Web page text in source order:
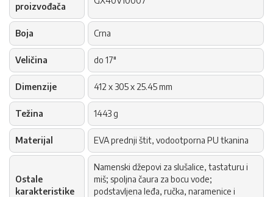
proizvođača
Boja Crna
Veličina do 17"
Dimenzije 412 x 305 x 25.45 mm
Težina 1443 g
Materijal EVA prednji štit, vodootporna PU tkanina
Ostale
karakteristike
Namenski džepovi za slušalice, tastaturu i
miš; spoljna čaura za bocu vode;
podstavljena leđa, ručka, naramenice i